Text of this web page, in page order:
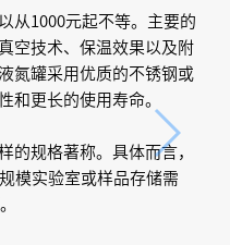
从1000元起不等。主要的
空技术、保温效果以及附
氮罐采用优质的不锈钢或
和更长的使用寿命。
的规格著称。具体而言，
模实验室或样品存储需